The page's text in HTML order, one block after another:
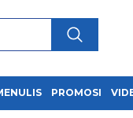
PROMOSI